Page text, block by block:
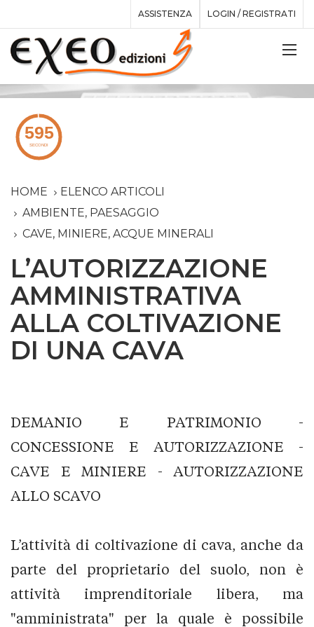
ASSISTENZA LOGIN / REGISTRATI
HOME
ELENCO ARTICOLI
AMBIENTE, PAESAGGIO
CAVE, MINIERE, ACQUE MINERALI
L’AUTORIZZAZIONE
AMMINISTRATIVA
ALLA COLTIVAZIONE
DI UNA CAVA
DEMANIO E PATRIMONIO -
CONCESSIONE E AUTORIZZAZIONE -
CAVE E MINIERE - AUTORIZZAZIONE
ALLO SCAVO
L’attività di coltivazione di cava, anche da
parte del proprietario del suolo, non è
attività imprenditoriale libera, ma
"amministrata" per la quale è possibile